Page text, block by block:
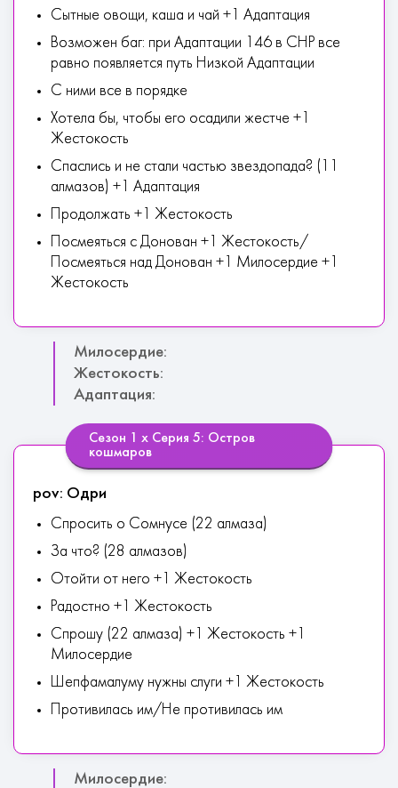
Сытные овощи, каша и чай +1 Адаптация
Возможен баг: при Адаптации 146 в СНР все
равно появляется путь Низкой Адаптации
С ними все в порядке
Хотела бы, чтобы его осадили жестче +1
Жестокость
Спаслись и не стали частью звездопада? (11
алмазов) +1 Адаптация
Продолжать +1 Жестокость
Посмеяться с Донован +1 Жестокость/
Посмеяться над Донован +1 Милосердие +1
Жестокость
Милосердие:
Жестокость:
Адаптация:
Сезон 1 х Серия 5: Остров
кошмаров
pov: Одри
Спросить о Сомнусе (22 алмаза)
За что? (28 алмазов)
Отойти от него +1 Жестокость
Радостно +1 Жестокость
Спрошу (22 алмаза) +1 Жестокость +1
Милосердие
Шепфамалуму нужны слуги +1 Жестокость
Противилась им/Не противилась им
Милосердие: